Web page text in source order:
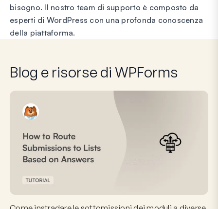
bisogno. Il nostro team di supporto è composto da
esperti di WordPress con una profonda conoscenza
della piattaforma.
Blog e risorse di WPForms